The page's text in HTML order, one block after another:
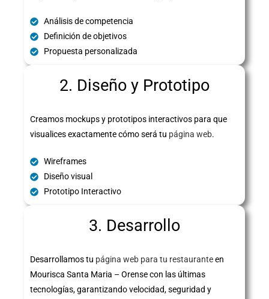
Análisis de competencia
Definición de objetivos
Propuesta personalizada
2. Diseño y Prototipo
Creamos mockups y prototipos interactivos para que
visualices exactamente cómo será tu página web.
Wireframes
Diseño visual
Prototipo Interactivo
3. Desarrollo
Desarrollamos tu página web para tu restauranteen
Mourisca Santa Maria – Orense con las últimas
tecnologías, garantizando velocidad, seguridad y